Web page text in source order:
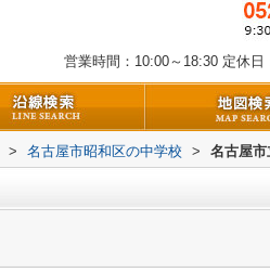
営業時間：10:00～18:30 定休
> 名古屋市昭和区の中学校 > 名古屋